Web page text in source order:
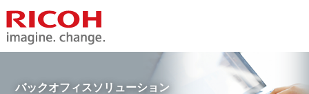
バックオフィスソリューション